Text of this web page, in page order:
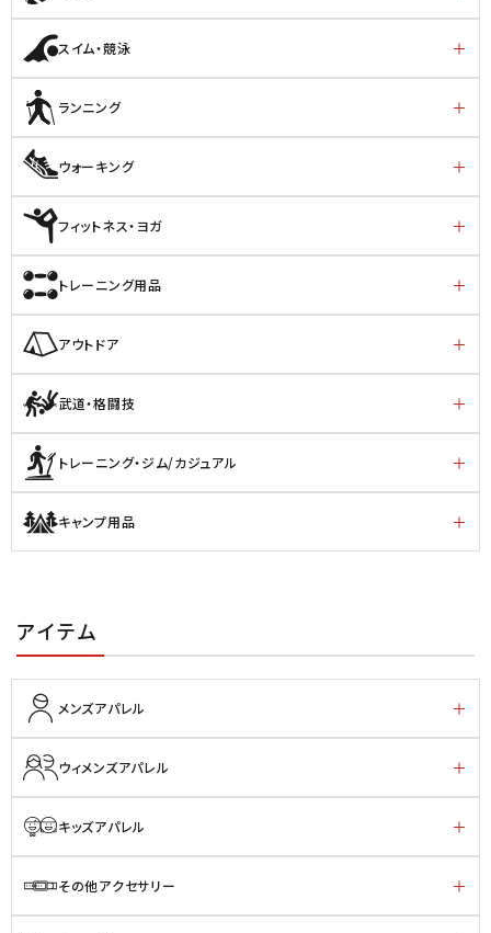
スイム・競泳
ランニング
ウォーキング
フィットネス・ヨガ
トレーニング用品
アウトドア
武道・格闘技
トレーニング・ジム/カジュアル
キャンプ用品
アイテム
メンズアパレル
ウィメンズアパレル
キッズアパレル
その他アクセサリー